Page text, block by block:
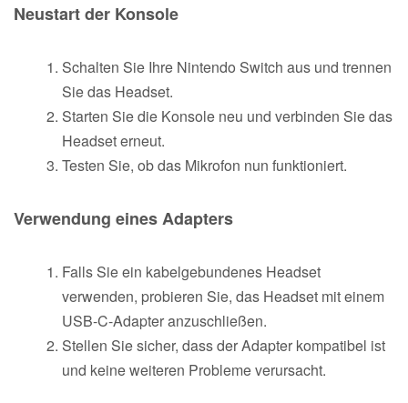
Neustart der Konsole
Schalten Sie Ihre Nintendo Switch aus und trennen
Sie das Headset.
Starten Sie die Konsole neu und verbinden Sie das
Headset erneut.
Testen Sie, ob das Mikrofon nun funktioniert.
Verwendung eines Adapters
Falls Sie ein kabelgebundenes Headset
verwenden, probieren Sie, das Headset mit einem
USB-C-Adapter anzuschließen.
Stellen Sie sicher, dass der Adapter kompatibel ist
und keine weiteren Probleme verursacht.